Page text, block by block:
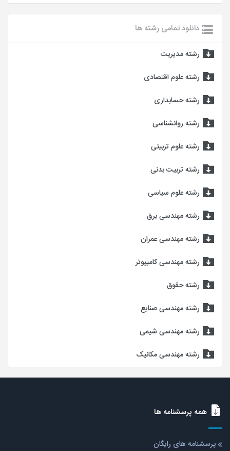
دانلود تمامی رشته ها
رشته مدیریت
رشته علوم اقتصادی
رشته حسابداری
رشته روانشناسی
رشته علوم تربیتی
رشته تربیت بدنی
رشته علوم سیاسی
رشته مهندسی برق
رشته مهندسی عمران
رشته مهندسی کامپیوتر
رشته حقوق
رشته مهندسی صنایع
رشته مهندسی شیمی
رشته مهندسی مکانیک
همه پرسشنامه ها
پرسشنامه های رایگان